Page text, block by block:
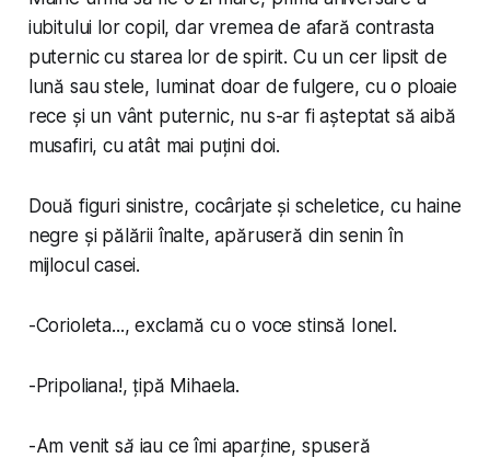
iubitului lor copil, dar vremea de afară contrasta
puternic cu starea lor de spirit. Cu un cer lipsit de
lună sau stele, luminat doar de fulgere, cu o ploaie
rece și un vânt puternic, nu s-ar fi așteptat să aibă
musafiri, cu atât mai puțini doi.
Două figuri sinistre, cocârjate și scheletice, cu haine
negre și pălării înalte, apăruseră din senin în
mijlocul casei.
-Corioleta..., exclamă cu o voce stinsă Ionel.
-Pripoliana!, țipă Mihaela.
-Am venit să iau ce îmi aparține, spuseră